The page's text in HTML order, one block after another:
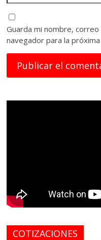
Guarda mi nombre,
navegador para la
COTIZACIONES